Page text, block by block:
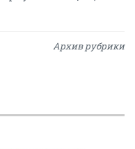
Архив рубрики